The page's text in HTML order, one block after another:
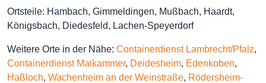
Ortsteile: Hambach, Gimmeldingen, Mußbach, Haardt,
Königsbach, Diedesfeld, Lachen-Speyerdorf
Weitere Orte in der Nähe: Containerdienst Lambrecht/Pfalz,
Containerdienst Maikammer, Deidesheim, Edenkoben,
Haßloch, Wachenheim an der Weinstraße, Rödersheim-